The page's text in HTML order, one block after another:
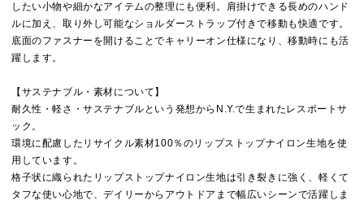
したい小物や細かなアイテムの整理にも便利。肩掛けできる長めのハンド
ルに加え、取り外し可能なショルダーストラップ付きで移動も快適です。
底面のファスナーを開けることでキャリーオン仕様になり、移動時にも活
躍します。
【サステナブル・素材について】
耐久性・軽さ・サステナブルという発想からN.Y.で生まれたレスポートサ
ック。
環境に配慮したリサイクル素材100％のリップストップナイロン生地を使
用しています。
格子状に織られたリップストップナイロン生地は引き裂きに強く、軽くて
タフな使い心地で、デイリーからアウトドアまで幅広いシーンで活躍しま